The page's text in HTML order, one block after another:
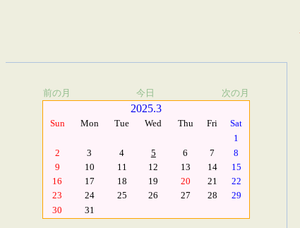
前の月 今日 次の月
2025.3
Sun Mon Tue Wed Thu Fri
Sat
1
2
3 4 5 6 7
8
9
10 11 12 13 14
15
16
17 18 19 20 21
22
23
24 25 26 27 28
29
30
31